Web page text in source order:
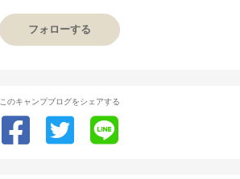
フォローする
このキャンプブログをシェアする